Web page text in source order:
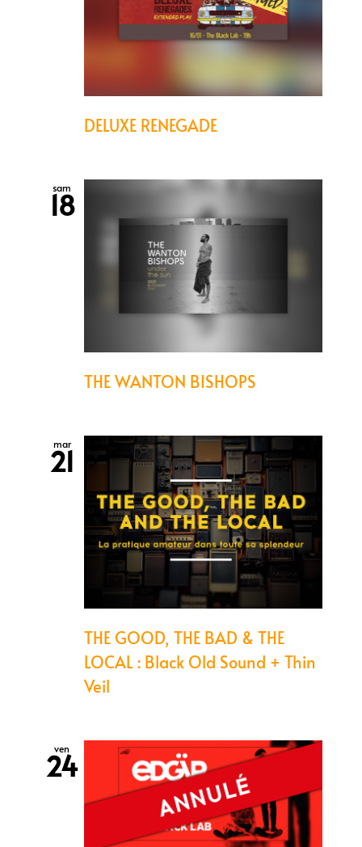
DELUXE RENEGADE
sam
18
THE WANTON BISHOPS
mar
21
THE GOOD, THE BAD & THE
LOCAL : Black Old Sound + Thin
Veil
ven
24